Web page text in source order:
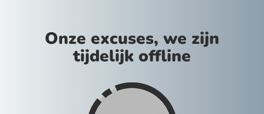
Onze excuses, we zijn
tijdelijk offline